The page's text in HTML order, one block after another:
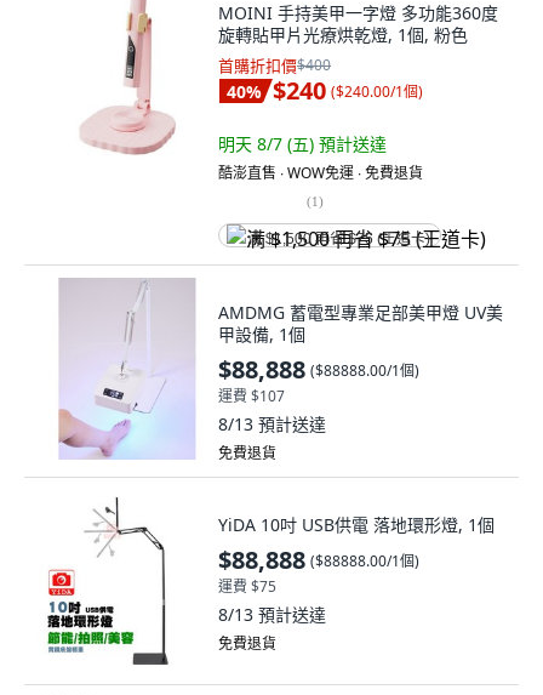
MOINI 手持美甲一字燈 多功能360度
旋轉貼甲片光療烘乾燈, 1個, 粉色
首購折扣價$400
40% $240 ($240.00/1個)
明天 8/7 (五) 預計送達
酷澎直售 ∙ WOW免運 ∙ 免費退貨
(1)
满 $1,500 再省 $75 (王道卡)
AMDMG 蓄電型專業足部美甲燈 UV美
甲設備, 1個
$88,888 ($88888.00/1個)
運費 $107
8/13 預計送達
免費退貨
YiDA 10吋 USB供電 落地環形燈, 1個
$88,888 ($88888.00/1個)
運費 $75
8/13 預計送達
免費退貨